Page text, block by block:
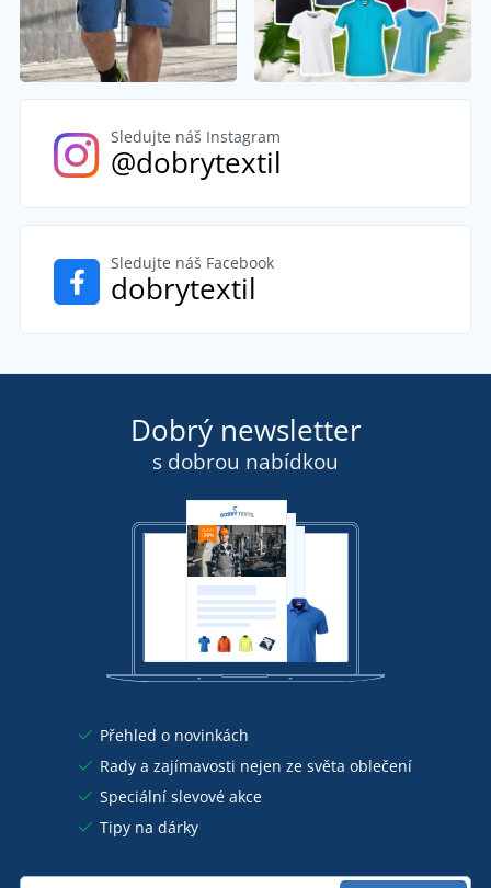
Sledujte náš Instagram
@dobrytextil
Sledujte náš Facebook
dobrytextil
Dobrý newsletter
s dobrou nabídkou
Přehled o novinkách
Rady a zajímavosti nejen ze světa oblečení
Speciální slevové akce
Tipy na dárky